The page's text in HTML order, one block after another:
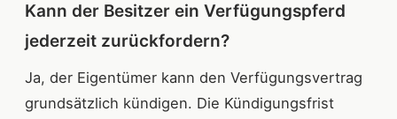
Kann der Besitzer ein Verfügungspferd
jederzeit zurückfordern?
Ja, der Eigentümer kann den Verfügungsvertrag
grundsätzlich kündigen. Die Kündigungsfrist